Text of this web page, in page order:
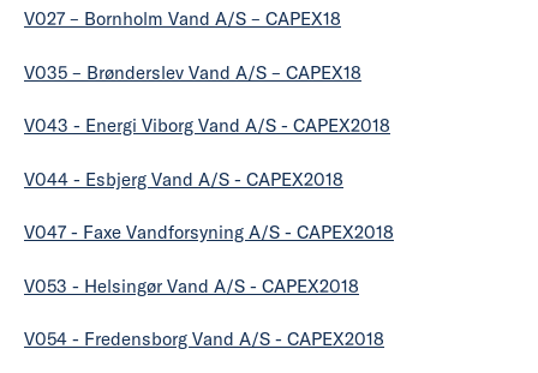
V027 – Bornholm Vand A/S – CAPEX18
V035 – Brønderslev Vand A/S – CAPEX18
V043 - Energi Viborg Vand A/S - CAPEX2018
V044 - Esbjerg Vand A/S - CAPEX2018
V047 - Faxe Vandforsyning A/S - CAPEX2018
V053 - Helsingør Vand A/S - CAPEX2018
V054 - Fredensborg Vand A/S - CAPEX2018